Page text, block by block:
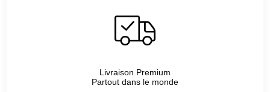
Livraison Premium
Partout dans le monde